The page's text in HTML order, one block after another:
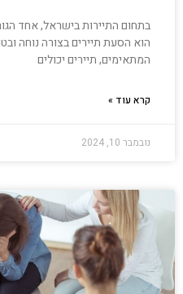
בתחום התיירות בישראל, אחד
הוא הסעת תיירים בצורה נוחה
המתאימים, תיירים יכולים
קרא עוד »
נובמבר 10, 2024